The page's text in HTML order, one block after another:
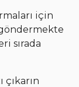
için
sırada
çıkarın